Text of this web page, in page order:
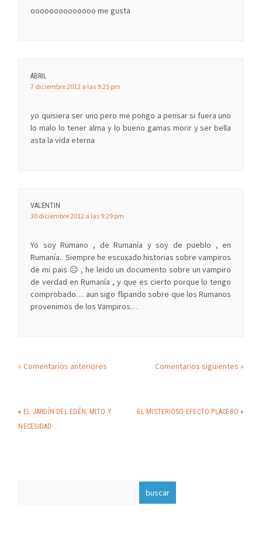
oooooooooooooo me gusta
ABRIL
7 diciembre 2012 a las 9:25 pm
yo quisiera ser uno pero me pongo a pensar si fuera uno
lo malo lo tener alma y lo bueno gamas morir y ser bella
asta la vida eterna
VALENTIN
30 diciembre 2012 a las 9:29 pm
Yo soy Rumano , de Rumanía y soy de pueblo , en
Rumanía.. Siempre he escuxado historias sobre vampiros
de mi pais 😐 , he leido un documento sobre un vampiro
de verdad en Rumanía , y que es cierto porque lo tengo
comprobado… aun sigo flipando sobre que los Rumanos
provenimos de los Vampiros…
« Comentarios anteriores Comentarios siguientes »
« EL JARDÍN DEL EDÉN, MITO Y
NECESIDAD
EL MISTERIOSO EFECTO PLACEBO »